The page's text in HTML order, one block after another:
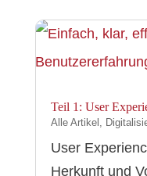
Teil 1: User
Alle Artikel
User
Herkunft und